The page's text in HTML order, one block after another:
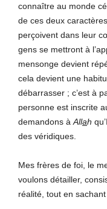
connaître au monde
de ces deux
perçoivent dans leur
gens se mettront à
mensonge devient
cela devient une
débarrasser ; c’est à
personne est inscrite
demandons à Allah
des véridiques.
Mes frères de foi, le
voulons détailler,
réalité, tout en